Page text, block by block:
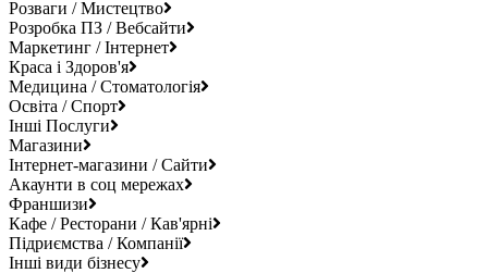
Розваги / Мистецтво
Розробка ПЗ / Вебсайти
Маркетинг / Інтернет
Краса і Здоров'я
Медицина / Стоматологія
Освіта / Спорт
Інші Послуги
Магазини
Інтернет-магазини / Сайти
Акаунти в соц мережах
Франшизи
Кафе / Ресторани / Кав'ярні
Підриємства / Компанії
Інші види бізнесу